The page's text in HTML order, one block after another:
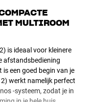
MULTIROOM
is ideaal voor kleinere
afstandsbediening
een goed begin van je
2) werkt namelijk perfect
-systeem, zodat je in